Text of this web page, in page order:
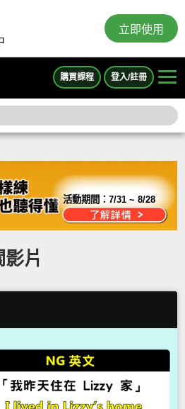
立即使用
購買課程 登入/註冊
活動期間：7/31 ~ 8/28
片